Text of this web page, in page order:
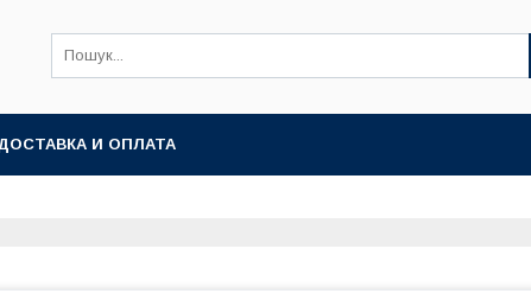
И ОПЛАТА